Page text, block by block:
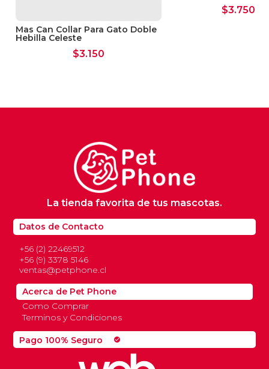
Mas Can Collar Para Gato Doble
Hebilla Celeste
$3.150
$3.750
Pago 100% Seguro check_circle
Datos de Contacto
+56 (2) 22469512
+56 (9) 3378 5146
ventas@petphone.cl
La tienda favorita de tus mascotas.
Acerca de Pet Phone
Como Comprar
Terminos y Condiciones